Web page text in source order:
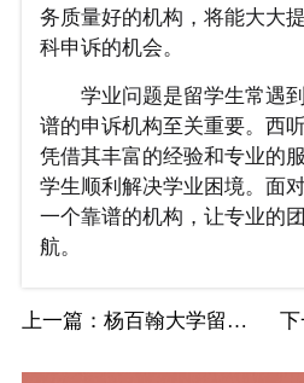
务质量好的机构，将能大大
科申诉的机会。
学业问题是留学生常遇到
谱的申诉机构至关重要。西
凭借其丰富的经验和专业的
学生顺利解决学业困境。面
一个靠谱的机构，让专业的
航。
上一篇 ：杨百翰大学留学生挂科申诉攻略：申诉理由有…